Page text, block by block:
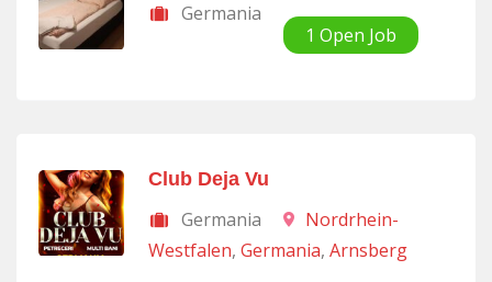
Germania
1 Open Job
Club Deja Vu
Germania
Nordrhein-
Westfalen, Germania, Arnsberg